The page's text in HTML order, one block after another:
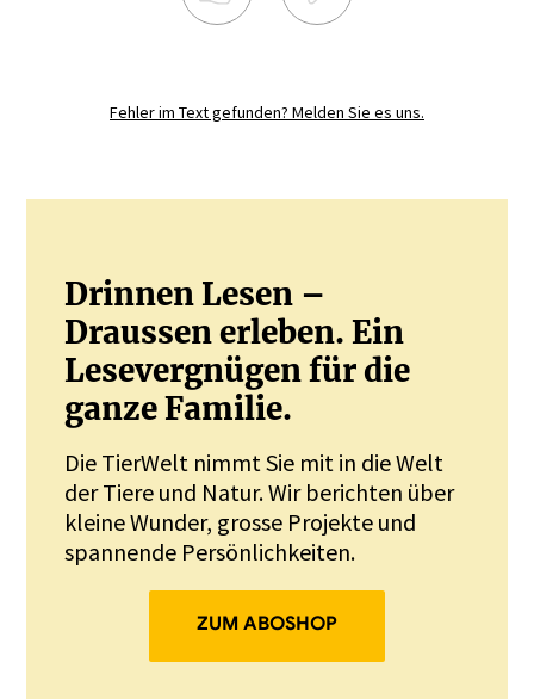
Fehler im Text gefunden? Melden Sie es uns.
Drinnen Lesen –
Draussen erleben. Ein
Lesevergnügen für die
ganze Familie.
Die TierWelt nimmt Sie mit in die Welt
der Tiere und Natur. Wir berichten über
kleine Wunder, grosse Projekte und
spannende Persönlichkeiten.
ZUM ABOSHOP